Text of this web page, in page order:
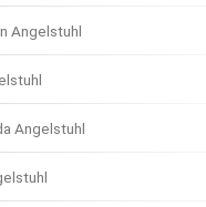
Behr
Booms
Angelstuhl
Angelstuhl